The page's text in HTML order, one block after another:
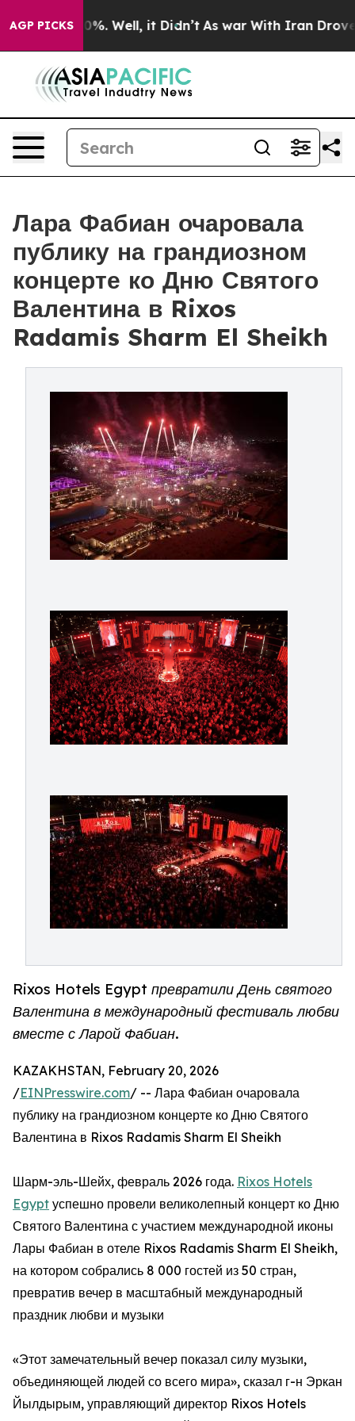
AGP PICKS
40%. Well, it Didn’t As war With Iran Drove oil
Лара Фабиан очаровала
публику на грандиозном
концерте ко Дню Святого
Валентина в Rixos
Radamis Sharm El Sheikh
Rixos Hotels Egypt превратили День святого
Валентина в международный фестиваль любви
вместе с Ларой Фабиан.
KAZAKHSTAN, February 20, 2026
/EINPresswire.com/ -- Лара Фабиан очаровала
публику на грандиозном концерте ко Дню Святого
Валентина в Rixos Radamis Sharm El Sheikh
Шарм-эль-Шейх, февраль 2026 года. Rixos Hotels
Egypt успешно провели великолепный концерт ко Дню
Святого Валентина с участием международной иконы
Лары Фабиан в отеле Rixos Radamis Sharm El Sheikh,
на котором собрались 8 000 гостей из 50 стран,
превратив вечер в масштабный международный
праздник любви и музыки
«Этот замечательный вечер показал силу музыки,
объединяющей людей со всего мира», сказал г-н Эркан
Йылдырым, управляющий директор Rixos Hotels